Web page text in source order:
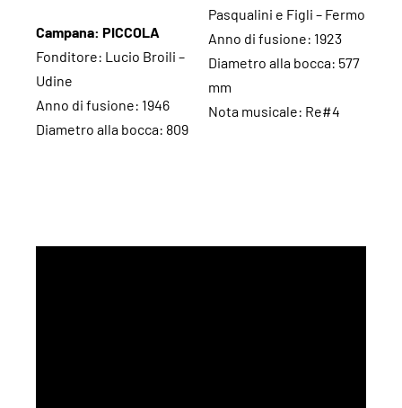
Campana: PICCOLA
Fonditore: Lucio Broili –
Udine
Anno di fusione: 1946
Diametro alla bocca: 809
Pasqualini e Figli – Fermo
Anno di fusione: 1923
Diametro alla bocca: 577
mm
Nota musicale: Re#4